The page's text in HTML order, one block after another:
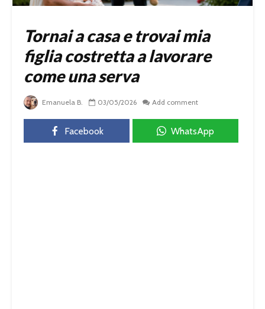
Tornai a casa e trovai mia
figlia costretta a lavorare
come una serva
Emanuela B. 03/05/2026 Add comment
Facebook WhatsApp